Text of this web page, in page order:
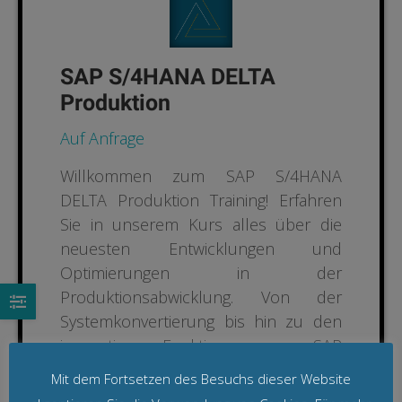
SAP S/4HANA DELTA
Produktion
Auf Anfrage
Willkommen zum SAP S/4HANA
DELTA Produktion Training! Erfahren
Sie in unserem Kurs alles über die
neuesten Entwicklungen und
Optimierungen in der
Produktionsabwicklung. Von der
Systemkonvertierung bis hin zu den
innovativen Funktionen von SAP
S/4HANA bietet unser Training einen
umfassenden Einblick in effiziente
Mit dem Fortsetzen des Besuchs dieser Website